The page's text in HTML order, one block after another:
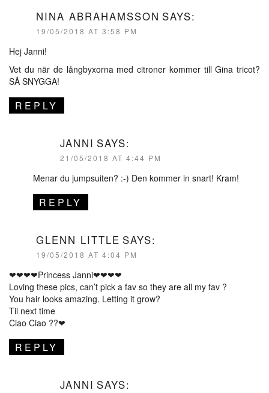
NINA ABRAHAMSSONSAYS:
19/05/2018 AT 3:58 PM
Hej Janni!
Vet du när de långbyxorna med citroner kommer till Gina tricot?
SÅ SNYGGA!
REPLY
JANNISAYS:
21/05/2018 AT 4:44 PM
Menar du jumpsuiten? :-) Den kommer in snart! Kram!
REPLY
GLENN LITTLESAYS:
19/05/2018 AT 4:04 PM
❤❤❤❤Princess Janni❤❤❤❤
Loving these pics, can’t pick a fav so they are all my fav ?
You hair looks amazing. Letting it grow?
Til next time
Ciao Ciao ??❤
REPLY
JANNISAYS: